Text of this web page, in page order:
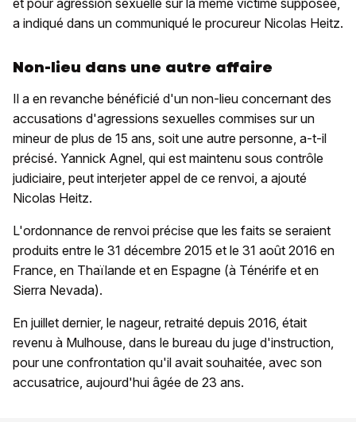
et pour agression sexuelle sur la même victime supposée,
a indiqué dans un communiqué le procureur Nicolas Heitz.
Non-lieu dans une autre affaire
Il a en revanche bénéficié d'un non-lieu concernant des
accusations d'agressions sexuelles commises sur un
mineur de plus de 15 ans, soit une autre personne, a-t-il
précisé. Yannick Agnel, qui est maintenu sous contrôle
judiciaire, peut interjeter appel de ce renvoi, a ajouté
Nicolas Heitz.
L'ordonnance de renvoi précise que les faits se seraient
produits entre le 31 décembre 2015 et le 31 août 2016 en
France, en Thaïlande et en Espagne (à Ténérife et en
Sierra Nevada).
En juillet dernier, le nageur, retraité depuis 2016, était
revenu à Mulhouse, dans le bureau du juge d'instruction,
pour une confrontation qu'il avait souhaitée, avec son
accusatrice, aujourd'hui âgée de 23 ans.